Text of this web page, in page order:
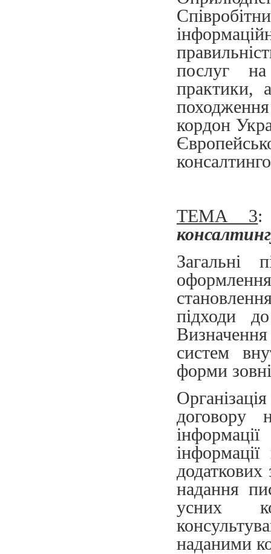
послуг на
практики,
кордон
ТЕМА 3
Загальні
підходи
систем
форми
договору
додаткових
надання
усних
наданими